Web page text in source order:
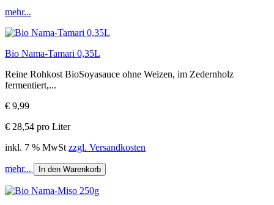
mehr...
Bio Nama-Tamari 0,35L
Reine Rohkost BioSoyasauce ohne Weizen, im Zedernholz
fermentiert,...
€ 9,99
€ 28,54 pro Liter
inkl. 7 % MwSt zzgl. Versandkosten
mehr... In den Warenkorb